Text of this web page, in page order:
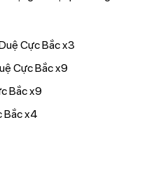
Cực Bắc x3
Cực Bắc x9
Bắc x9
Bắc x4